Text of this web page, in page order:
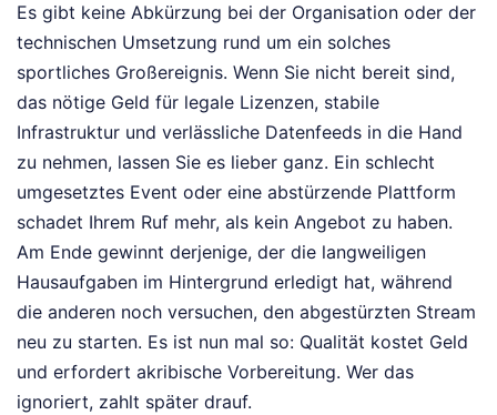
Es gibt keine Abkürzung bei der Organisation oder der
technischen Umsetzung rund um ein solches
sportliches Großereignis. Wenn Sie nicht bereit sind,
das nötige Geld für legale Lizenzen, stabile
Infrastruktur und verlässliche Datenfeeds in die Hand
zu nehmen, lassen Sie es lieber ganz. Ein schlecht
umgesetztes Event oder eine abstürzende Plattform
schadet Ihrem Ruf mehr, als kein Angebot zu haben.
Am Ende gewinnt derjenige, der die langweiligen
Hausaufgaben im Hintergrund erledigt hat, während
die anderen noch versuchen, den abgestürzten Stream
neu zu starten. Es ist nun mal so: Qualität kostet Geld
und erfordert akribische Vorbereitung. Wer das
ignoriert, zahlt später drauf.